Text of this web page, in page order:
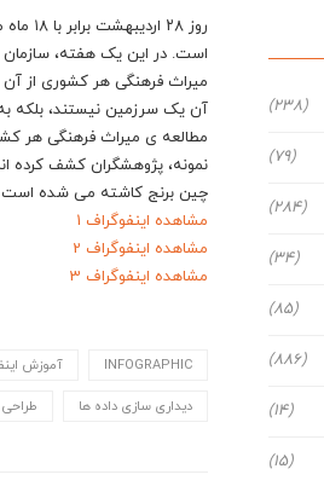
است. در این یک هفته، سازمان
میراث فرهنگی هر کشوری از آن
آن یک سرزمین نیستند، بلکه
مطالعه ی میراث فرهنگی هر
نمونه، پژوهشگران کشف کرده
چین برنج کاشته می شده است
مشاهده اینفوگراف 1
مشاهده اینفوگراف 2
مشاهده اینفوگراف 3
INFOGRAPHIC آموزش
دیداری سازی داده ها طراحی
(238)
(79)
(284)
(34)
(85)
(886)
(14)
(15)